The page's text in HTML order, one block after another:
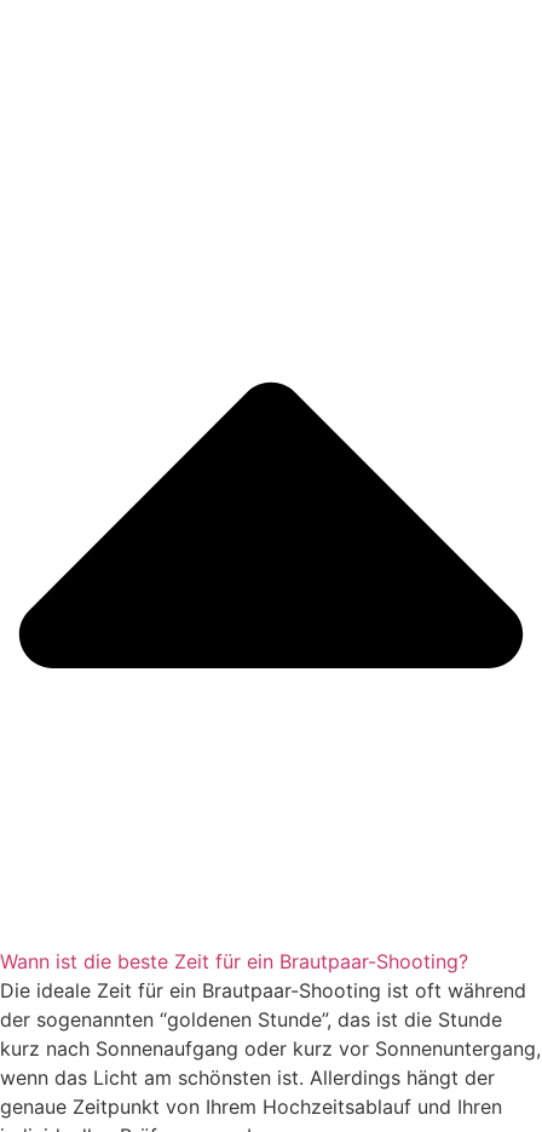
Wann ist die beste Zeit für ein Brautpaar-Shooting?
Die ideale Zeit für ein Brautpaar-Shooting ist oft während
der sogenannten “goldenen Stunde”, das ist die Stunde
kurz nach Sonnenaufgang oder kurz vor Sonnenuntergang,
wenn das Licht am schönsten ist. Allerdings hängt der
genaue Zeitpunkt von Ihrem Hochzeitsablauf und Ihren